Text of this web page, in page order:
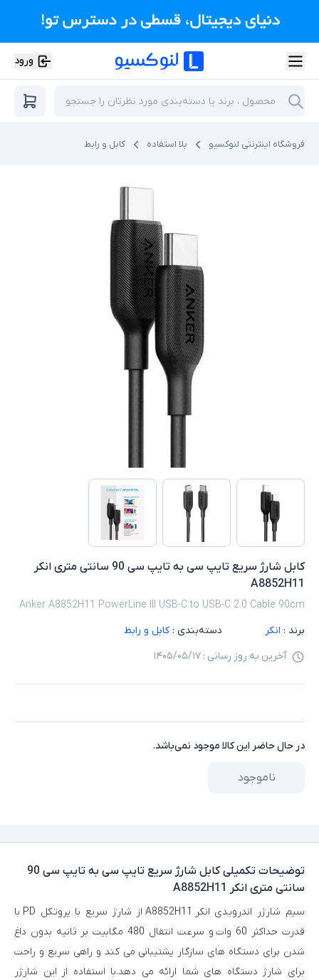
ورود
فروشگاه اینترنتی لنوکسیو بلا استفاده کابل و رابط
کابل شارژ سریع تایپ سی به تایپ سی 90 سانتی‌ متری انکر
A8852H11
Anker A8852H11 PowerLine III USB-C to USB-C 2.0 Cable 90cm
برند : انکر دسته‌بندی : کابل و رابط
آخرین به روز رسانی : ۱۴۰۵/۰۵/۱۷
در حال حاضر این کالا موجود نمی‌باشد.
ناموجود
توضیحات تکمیلی
کابل شارژ سریع تایپ سی به تایپ سی 90
سانتی‌ متری انکر A8852H11
سیم شارژر اندرویدی انکر A8852H11 از شارژ سریع با پروتکل PD با
قدرت حداکثر 60 وات و سرعت انتقال 480 مگابیت بر ثانیه بدون داغ
شدن برای دستگاه های سازگار پشتیبانی می کند و راهی سریع و راحت
برای شارژ دستگاه های شما ارائه می دهد.با استفاده از این شارژر